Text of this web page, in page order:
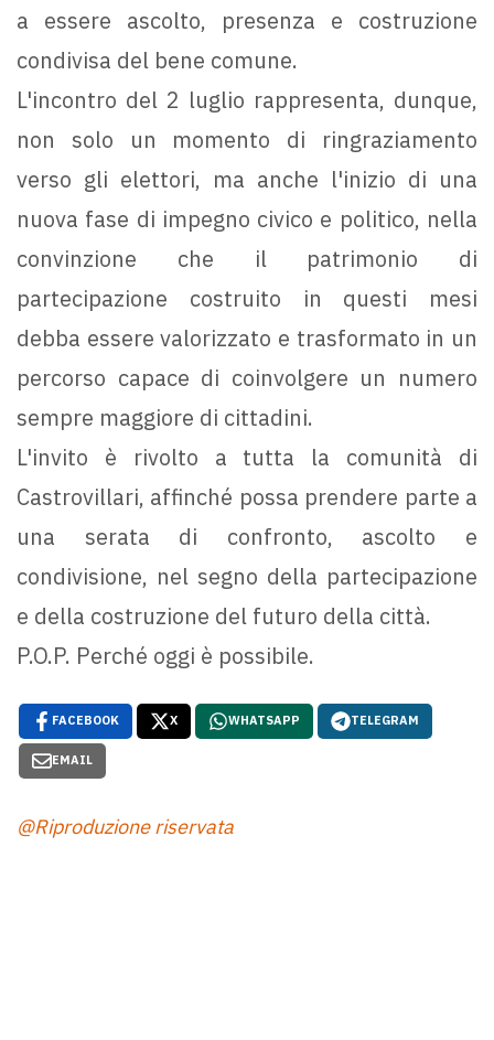
a essere ascolto, presenza e costruzione
condivisa del bene comune.
L'incontro del 2 luglio rappresenta, dunque,
non solo un momento di ringraziamento
verso gli elettori, ma anche l'inizio di una
nuova fase di impegno civico e politico, nella
convinzione che il patrimonio di
partecipazione costruito in questi mesi
debba essere valorizzato e trasformato in un
percorso capace di coinvolgere un numero
sempre maggiore di cittadini.
L'invito è rivolto a tutta la comunità di
Castrovillari, affinché possa prendere parte a
una serata di confronto, ascolto e
condivisione, nel segno della partecipazione
e della costruzione del futuro della città.
P.O.P. Perché oggi è possibile.
FACEBOOK X WHATSAPP TELEGRAM
EMAIL
@Riproduzione riservata